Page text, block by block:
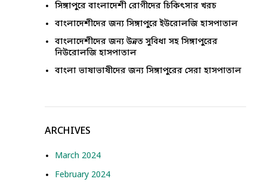
সিঙ্গাপুরে বাংলাদেশী রোগীদের চিকিৎসার খরচ
বাংলাদেশীদের জন্য সিঙ্গাপুরে ইউরোলজি হাসপাতাল
বাংলাদেশীদের জন্য উন্নত সুবিধা সহ সিঙ্গাপুরের
নিউরোলজি হাসপাতাল
বাংলা ভাষাভাষীদের জন্য সিঙ্গাপুরের সেরা হাসপাতাল
ARCHIVES
March 2024
February 2024